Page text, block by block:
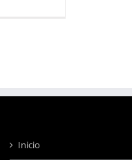
Inicio